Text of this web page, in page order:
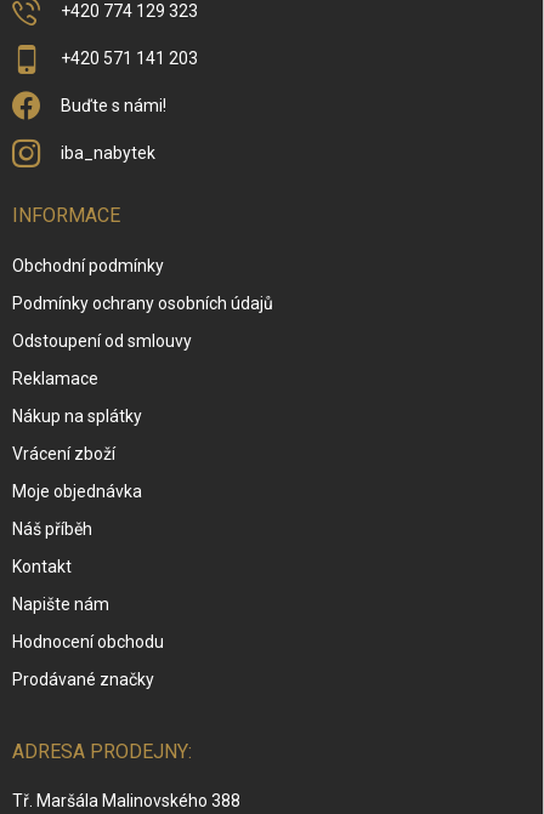
+420 774 129 323
+420 571 141 203
Buďte s námi!
iba_nabytek
INFORMACE
Obchodní podmínky
Podmínky ochrany osobních údajů
Odstoupení od smlouvy
Reklamace
Nákup na splátky
Vrácení zboží
Moje objednávka
Náš příběh
Kontakt
Napište nám
Hodnocení obchodu
Prodávané značky
ADRESA PRODEJNY:
Tř. Maršála Malinovského 388